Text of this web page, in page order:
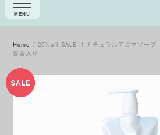
Home
20%off SALE !! ナチュラルアロマソー
容器入り